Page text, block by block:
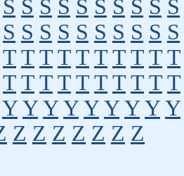
S S S S S S S S S S
S S S S S S S S S S
T T T T T T T T T T
T T T T T T T T T T
Y Y Y Y Y Y Y Y Y
Z Z Z Z Z Z Z